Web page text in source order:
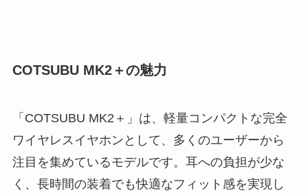
COTSUBU MK2＋の魅力
「COTSUBU MK2＋」は、軽量コンパクトな完全
ワイヤレスイヤホンとして、多くのユーザーから
注目を集めているモデルです。耳への負担が少な
く、長時間の装着でも快適なフィット感を実現し